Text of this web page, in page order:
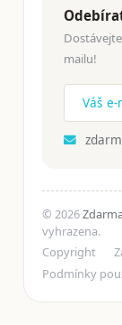
mailu!
© 2026
vyhrazena.
Copyright
Podmínky